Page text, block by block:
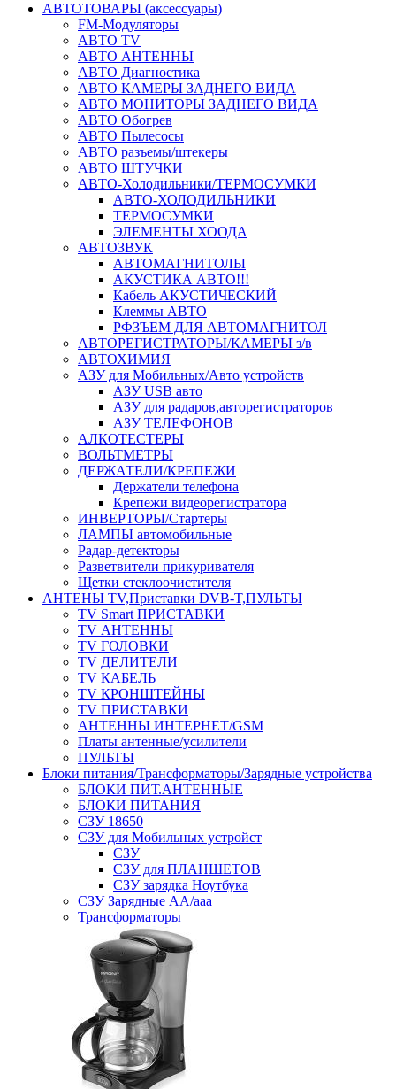
АВТОТОВАРЫ (аксессуары)
FM-Модуляторы
АВТО TV
АВТО АНТЕННЫ
АВТО Диагностика
АВТО КАМЕРЫ ЗАДНЕГО ВИДА
АВТО МОНИТОРЫ ЗАДНЕГО ВИДА
АВТО Обогрев
АВТО Пылесосы
АВТО разъемы/штекеры
АВТО ШТУЧКИ
АВТО-Холодильники/ТЕРМОСУМКИ
АВТО-ХОЛОДИЛЬНИКИ
ТЕРМОСУМКИ
ЭЛЕМЕНТЫ ХООДА
АВТОЗВУК
АВТОМАГНИТОЛЫ
АКУСТИКА АВТО!!!
Кабель АКУСТИЧЕСКИЙ
Клеммы АВТО
РФЗЪЕМ ДЛЯ АВТОМАГНИТОЛ
АВТОРЕГИСТРАТОРЫ/КАМЕРЫ з/в
АВТОХИМИЯ
АЗУ для Мобильных/Авто устройств
АЗУ USB авто
АЗУ для радаров,авторегистраторов
АЗУ ТЕЛЕФОНОВ
АЛКОТЕСТЕРЫ
ВОЛЬТМЕТРЫ
ДЕРЖАТЕЛИ/КРЕПЕЖИ
Держатели телефона
Крепежи видеорегистратора
ИНВЕРТОРЫ/Стартеры
ЛАМПЫ автомобильные
Радар-детекторы
Разветвители прикуривателя
Щетки стеклоочистителя
АНТЕНЫ ТV,Приставки DVB-T,ПУЛЬТЫ
TV Smart ПРИСТАВКИ
TV АНТЕННЫ
TV ГОЛОВКИ
TV ДЕЛИТЕЛИ
TV КАБЕЛЬ
TV КРОНШТЕЙНЫ
TV ПРИСТАВКИ
АНТЕННЫ ИНТЕРНЕТ/GSM
Платы антенные/усилители
ПУЛЬТЫ
Блоки питания/Трансформаторы/Зарядные устройства
БЛОКИ ПИТ.АНТЕННЫЕ
БЛОКИ ПИТАНИЯ
СЗУ 18650
СЗУ для Мобильных устройст
СЗУ
СЗУ для ПЛАНШЕТОВ
СЗУ зарядка Ноутбука
СЗУ Зарядные АА/ааа
Трансформаторы